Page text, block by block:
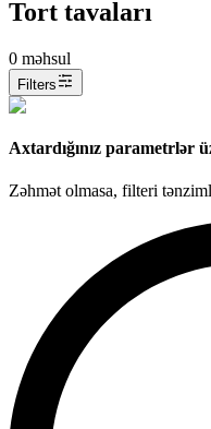
Tort tavaları
0 məhsul
Filters
Axtardığınız parametrlər
Zəhmət olmasa, filteri